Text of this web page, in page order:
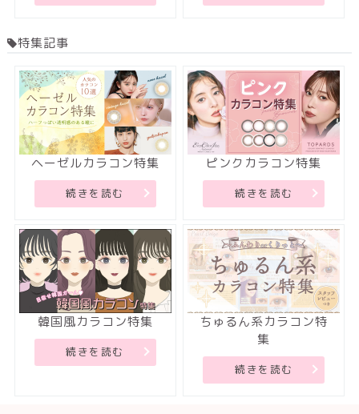
特集記事
ヘーゼルカラコン特集
続きを読む
ピンクカラコン特集
続きを読む
韓国風カラコン特集
続きを読む
ちゅるん系カラコン特
集
続きを読む